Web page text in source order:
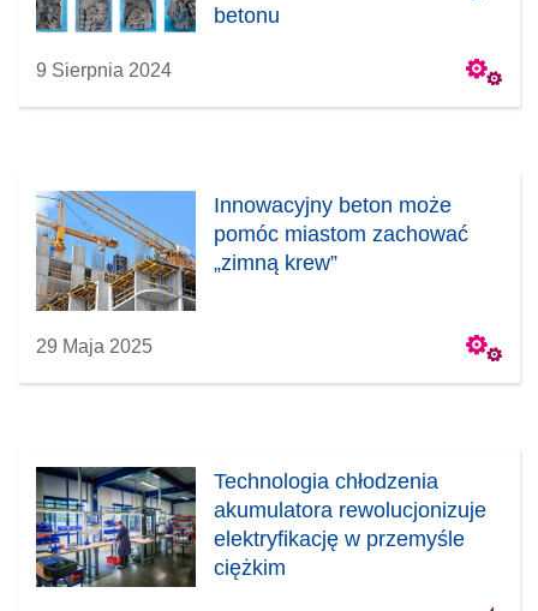
betonu
9 Sierpnia 2024
Innowacyjny beton może
pomóc miastom zachować
„zimną krew”
29 Maja 2025
Technologia chłodzenia
akumulatora rewolucjonizuje
elektryfikację w przemyśle
ciężkim